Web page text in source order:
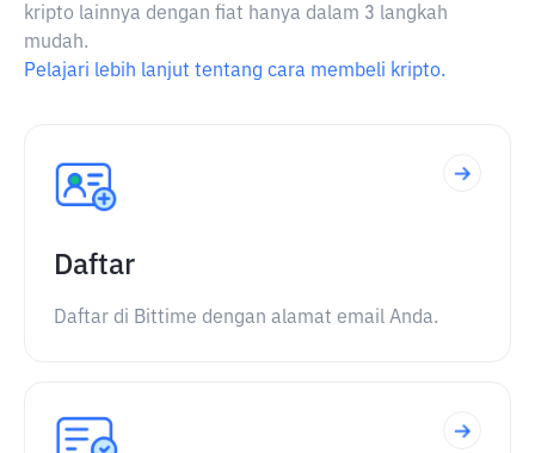
kripto lainnya dengan fiat hanya dalam 3 langkah
mudah.
Pelajari lebih lanjut tentang cara membeli kripto.
Daftar
Daftar di Bittime dengan alamat email Anda.